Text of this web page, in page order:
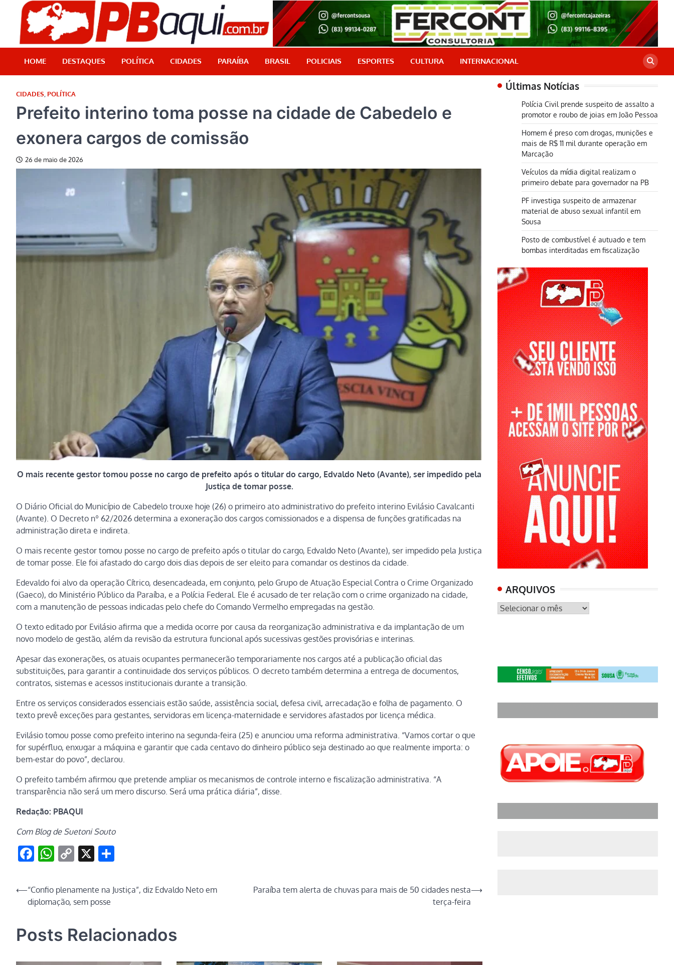
content
PB Aqui
Jornalismo com credibilidade, é aqui!
HOME DESTAQUES POLÍTICA CIDADES PARAÍBA BRASIL POLICIAIS ESPORTES CULTURA INTERNACIONAL
CIDADES POLÍTICA
Prefeito interino toma posse na cidade de Cabedelo e
exonera cargos de comissão
26 de maio de 2026
O mais recente gestor tomou posse no cargo de prefeito após o titular do cargo, Edvaldo Neto (Avante), ser impedido pela
Justiça de tomar posse.
O Diário Oficial do Município de Cabedelo trouxe hoje (26) o primeiro ato administrativo do prefeito interino Evilásio Cavalcanti
(Avante). O Decreto nº 62/2026 determina a exoneração dos cargos comissionados e a dispensa de funções gratificadas na
administração direta e indireta.
O mais recente gestor tomou posse no cargo de prefeito após o titular do cargo, Edvaldo Neto (Avante), ser impedido pela Justiça
de tomar posse. Ele foi afastado do cargo dois dias depois de ser eleito para comandar os destinos da cidade.
Edevaldo foi alvo da operação Cítrico, desencadeada, em conjunto, pelo Grupo de Atuação Especial Contra o Crime Organizado
(Gaeco), do Ministério Público da Paraíba, e a Polícia Federal. Ele é acusado de ter relação com o crime organizado na cidade,
com a manutenção de pessoas indicadas pelo chefe do Comando Vermelho empregadas na gestão.
O texto editado por Evilásio afirma que a medida ocorre por causa da reorganização administrativa e da implantação de um
novo modelo de gestão, além da revisão da estrutura funcional após sucessivas gestões provisórias e interinas.
Apesar das exonerações, os atuais ocupantes permanecerão temporariamente nos cargos até a publicação oficial das
substituições, para garantir a continuidade dos serviços públicos. O decreto também determina a entrega de documentos,
contratos, sistemas e acessos institucionais durante a transição.
Entre os serviços considerados essenciais estão saúde, assistência social, defesa civil, arrecadação e folha de pagamento. O
texto prevê exceções para gestantes, servidoras em licença-maternidade e servidores afastados por licença médica.
Evilásio tomou posse como prefeito interino na segunda-feira (25) e anunciou uma reforma administrativa. “Vamos cortar o que
for supérfluo, enxugar a máquina e garantir que cada centavo do dinheiro público seja destinado ao que realmente importa: o
bem-estar do povo”, declarou.
O prefeito também afirmou que pretende ampliar os mecanismos de controle interno e fiscalização administrativa. “A
transparência não será um mero discurso. Será uma prática diária”, disse.
Redação: PBAQUI
Com Blog de Suetoni Souto
Facebook
WhatsApp
Copy
X
Navegação
de
⟵“Confio plenamente na Justiça”, diz Edvaldo Neto em
diplomação, sem posse
Paraíba tem alerta de chuvas para mais de 50 cidades nesta
terça-feira
⟶
Posts Relacionados
Últimas Notícias
Polícia Civil prende suspeito de assalto a
promotor e roubo de joias em João Pessoa
Homem é preso com drogas, munições e
mais de R$ 11 mil durante operação em
Marcação
Veículos da mídia digital realizam o
primeiro debate para governador na PB
PF investiga suspeito de armazenar
material de abuso sexual infantil em
Sousa
Posto de combustível é autuado e tem
bombas interditadas em fiscalização
ARQUIVOS
ARQUIVOS